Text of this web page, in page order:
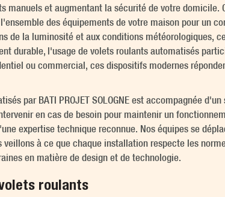
manuels et augmentant la sécurité de votre
des équipements de votre maison pour un
de la luminosité et aux conditions météorologiques,
durable, l'usage de volets roulants automatisés
ou commercial, ces dispositifs modernes
par BATI PROJET SOLOGNE est accompagnée
en cas de besoin pour maintenir un
expertise technique reconnue. Nos équipes se
à ce que chaque installation respecte les
en matière de design et de technologie.
roulants